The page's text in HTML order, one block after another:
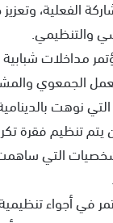
الفعلية،
والتنظيمي.
مداخلات
الجمعوي
نوهت
يتم تنظيم فقرة
التي
في أجواء